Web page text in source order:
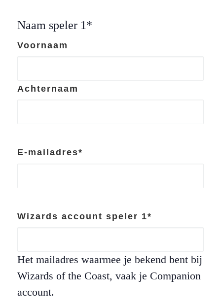
Naam speler 1*
Voornaam
Achternaam
E-mailadres*
Wizards account speler 1*
Het mailadres waarmee je bekend bent bij
Wizards of the Coast, vaak je Companion
account.